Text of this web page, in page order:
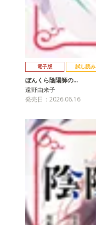
電子版 試し読み
ぼんくら陰陽師の…
遠野由来子
発売日：2026.06.16